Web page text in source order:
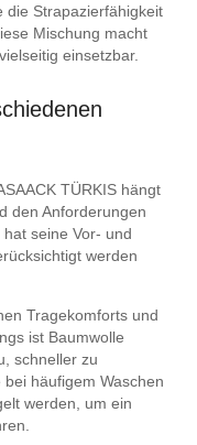
die Strapazierfähigkeit
Mischung macht
einsetzbar.
TÜRKIS hängt
den Anforderungen
seine Vor- und
werden
Tragekomforts und
ist Baumwolle
schneller zu
häufigem Waschen
werden, um ein